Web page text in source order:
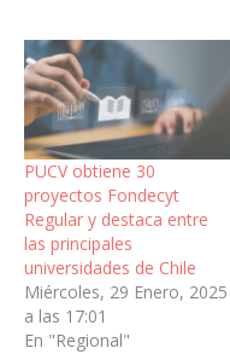
la investigación asociativa
y consolidando el
liderazgo nacional de la
Universidad.Desarrollar y
consolidar la investigación
asociativa de vanguardia
en estudios sobre…
PUCV obtiene 30
proyectos Fondecyt
Regular y destaca entre
las principales
universidades de Chile
Miércoles, 29 Enero, 2025
a las 17:01
En "Regional"